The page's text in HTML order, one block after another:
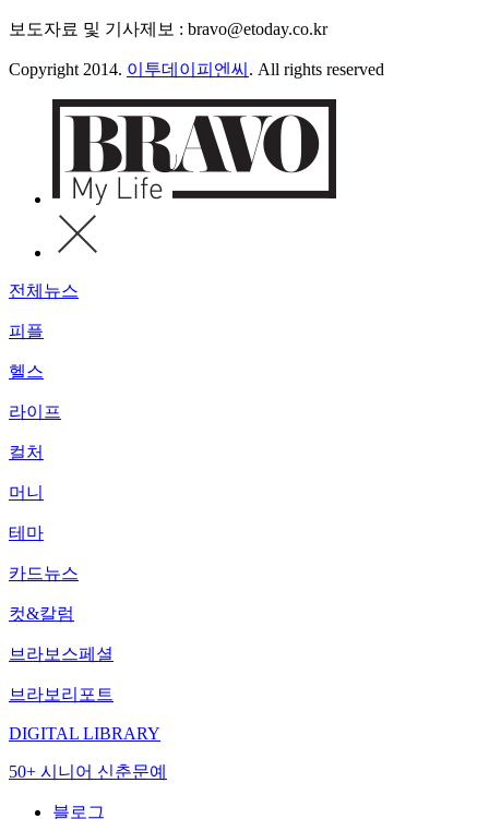
보도자료 및 기사제보 : bravo@etoday.co.kr
Copyright 2014. 이투데이피엔씨 . All rights reserved
전체뉴스
피플
헬스
라이프
컬처
머니
테마
카드뉴스
컷&칼럼
브라보스페셜
브라보리포트
DIGITAL LIBRARY
50+ 시니어 신춘문예
블로그